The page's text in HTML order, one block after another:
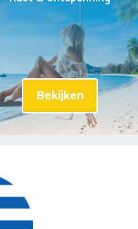
Bekijken